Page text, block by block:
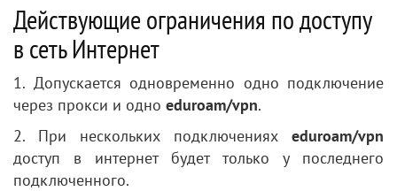
Действующие ограничения по доступу
в сеть Интернет
1. Допускается одновременно одно подключение
через прокси и одно eduroam/vpn.
2. При нескольких подключениях eduroam/vpn
доступ в интернет будет только у последнего
подключенного.